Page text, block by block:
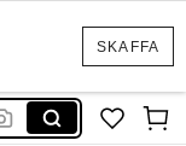
SKAFFA